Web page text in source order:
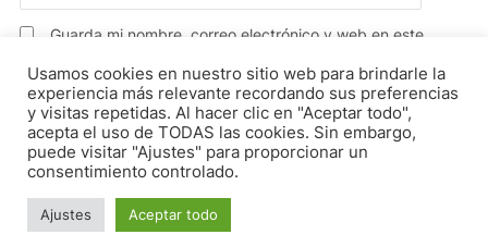
Guarda mi nombre, correo electrónico y web en este
Usamos cookies en nuestro sitio web para brindarle la
experiencia más relevante recordando sus preferencias
y visitas repetidas. Al hacer clic en "Aceptar todo",
acepta el uso de TODAS las cookies. Sin embargo,
puede visitar "Ajustes" para proporcionar un
consentimiento controlado.
Ajustes Aceptar todo